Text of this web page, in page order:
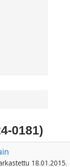
0181)
18.01.2015.